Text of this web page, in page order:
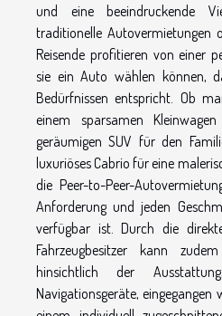
und eine beeindruckende
traditionelle Autovermietungen
Reisende profitieren von einer
sie ein Auto wählen können,
Bedürfnissen entspricht. Ob
einem sparsamen
geräumigen SUV für den
luxuriöses Cabrio für eine
die Peer-to-Peer-
Anforderung und jeden
verfügbar ist. Durch die
Fahrzeugbesitzer kann
hinsichtlich der
Navigationsgeräte, eingegangen